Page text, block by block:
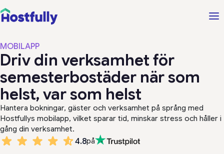
MOBILAPP
Driv din verksamhet för
semesterbostäder när som
helst, var som helst
Hantera bokningar, gäster och verksamhet på språng med
Hostfullys mobilapp, vilket sparar tid, minskar stress och håller i
gång din verksamhet.
4.8på